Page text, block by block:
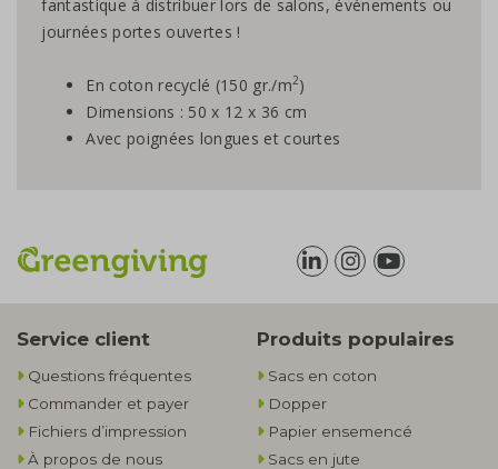
fantastique à distribuer lors de salons, événements ou
journées portes ouvertes !
En coton recyclé (150 gr./m2)
Dimensions : 50 x 12 x 36 cm
Avec poignées longues et courtes
Service client
Questions fréquentes
Commander et payer
Fichiers d’impression
À propos de nous
Produits populaires
Sacs en coton
Dopper
Papier ensemencé
Sacs en jute